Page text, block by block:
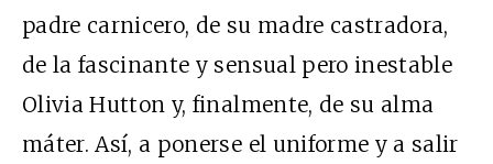
padre carnicero, de su madre castradora,
de la fascinante y sensual pero inestable
Olivia Hutton y, finalmente, de su alma
máter. Así, a ponerse el uniforme y a salir